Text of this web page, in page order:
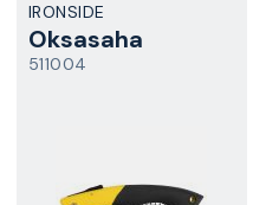
IRONSIDE
Oksasaha
511004